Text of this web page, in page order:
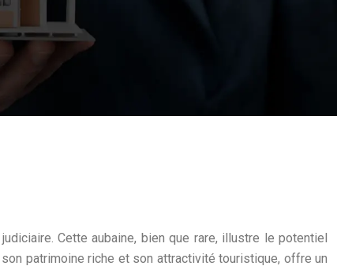
Cette aubaine, bien que rare, illustre le potentiel
patrimoine riche et son attractivité touristique, offre un